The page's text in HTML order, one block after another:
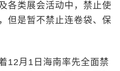
各类展会活动中，禁止使
但是暂不禁止连卷袋、保
月1日海南率先全面禁